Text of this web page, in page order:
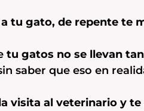
tu gato, de repente te
tu gatos no se llevan
saber que eso en
visita al veterinario y